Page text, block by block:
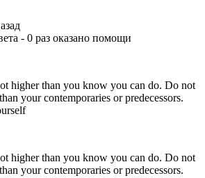
- 0 раз оказано помощи
higher than you know you can do. Do not
your contemporaries or predecessors.
higher than you know you can do. Do not
your contemporaries or predecessors.